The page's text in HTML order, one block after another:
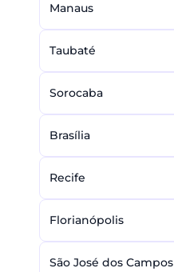
Manaus
Taubaté
Sorocaba
Brasília
Recife
Florianópolis
São José dos Campos